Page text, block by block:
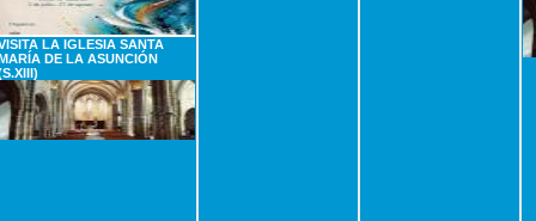
LA IGLESIA SANTA
DE LA ASUNCIÓN